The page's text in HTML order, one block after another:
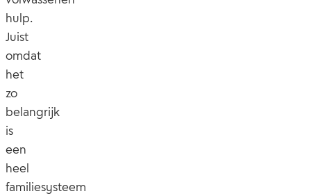
hulp.
Juist
omdat
het
zo
belangrijk
is
een
heel
familiesysteem